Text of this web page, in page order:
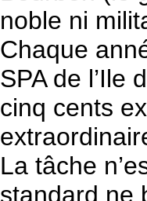
noble ni
Chaque
SPA de l’Ile
cinq cents
La tâche
standard ne